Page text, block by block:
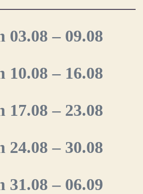
03.08 – 09.08
10.08 – 16.08
17.08 – 23.08
24.08 – 30.08
31.08 – 06.09